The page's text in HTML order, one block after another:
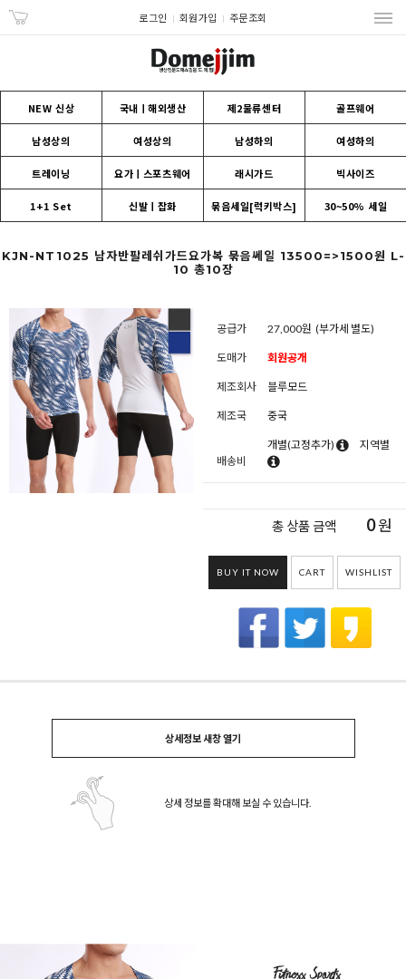
로그인 회원가입 주문조회
NEW 신상 국내ㅣ해외생산 제2물류센터 골프웨어
남성상의 여성상의 남성하의 여성하의
트레이닝 요가ㅣ스포츠웨어 래시가드 빅사이즈
1+1 Set 신발ㅣ잡화 묶음세일[럭키박스] 30~50% 세일
KJN-NT1025 남자반팔레쉬가드요가복 묶음쎄일 13500=>1500원 L-
10 총10장
공급가 27,000원 (부가세 별도)
도매가 회원공개
제조회사 블루모드
제조국 중국
배송비
개별(고정추가) 지역별
총 상품 금액 0원
BUY IT NOW CART WISHLIST
상세정보 새창 열기
상세 정보를 확대해 보실 수 있습니다.